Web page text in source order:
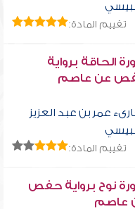
تقييم المادة:
الحاقة برواية
عن عاصم
عمر بن عبد العزيز
تقييم المادة:
نوح برواية حفص
عاصم